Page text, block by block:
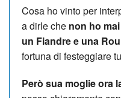
Cosa ho vinto per
a dirle che non ho
un Fiandre e una
fortuna di festeggiare
Però sua moglie ora